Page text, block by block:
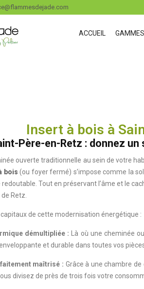
ACCUEIL GAMMES
Insert à bois à
Père-en-Retz : donnez
ouverte traditionnelle au sein de votre
bois (ou foyer fermé) s’impose comme la
redoutable. Tout en préservant l’âme et le
Retz.
de cette modernisation énergétique :
démultipliée : Là où une cheminée
et durable dans toutes vos
maîtrisé : Grâce à une chambre
divisez de près de trois fois votre